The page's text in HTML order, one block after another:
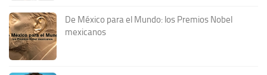
De México para el Mundo: los Premios Nobel
mexicanos